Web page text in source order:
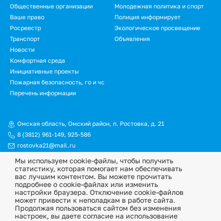
Общественные организации
Молодежная политика и спорт
Ваше право
Полиция информирует
Росреестр
Экологическое просвещение
Транспорт
Объявления
Новости
Омская область, Омский район, п. Ростовка, д. 21
8 (3812) 961-149, 925-586
rostovka21@mail.ru
Подвал.
Дополнительное
меню
Комфортная среда
Инициативные проекты
Пожарная безопасность, го и чс
Перечень информации
© Официальный сайт Ростовкинского сельского поселения
Омского муниципального района Омской области, 2026
Политика конфиденциальности
Информационная ответственность
Мы используем cookie-файлы, чтобы получить
статистику, которая помогает нам обеспечивать
вас лучшим контентом. Вы можете прочитать
подробнее о cookie-файлах или изменить
настройки браузера. Отключение cookie-файлов
может привести к неполадкам в работе сайта.
Продолжая пользоваться сайтом без изменения
настроек, вы даете согласие на использование